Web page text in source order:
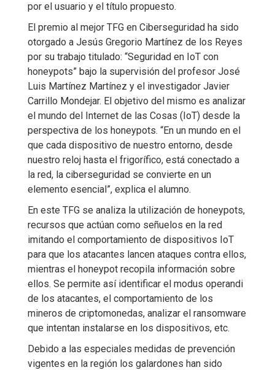
por el usuario y el título propuesto.
El premio al mejor TFG en Ciberseguridad ha sido
otorgado a Jesús Gregorio Martínez de los Reyes
por su trabajo titulado: “Seguridad en IoT con
honeypots” bajo la supervisión del profesor José
Luis Martínez Martínez y el investigador Javier
Carrillo Mondejar. El objetivo del mismo es analizar
el mundo del Internet de las Cosas (IoT) desde la
perspectiva de los honeypots. “En un mundo en el
que cada dispositivo de nuestro entorno, desde
nuestro reloj hasta el frigorífico, está conectado a
la red, la ciberseguridad se convierte en un
elemento esencial”, explica el alumno.
En este TFG se analiza la utilización de honeypots,
recursos que actúan como señuelos en la red
imitando el comportamiento de dispositivos IoT
para que los atacantes lancen ataques contra ellos,
mientras el honeypot recopila información sobre
ellos. Se permite así identificar el modus operandi
de los atacantes, el comportamiento de los
mineros de criptomonedas, analizar el ransomware
que intentan instalarse en los dispositivos, etc.
Debido a las especiales medidas de prevención
vigentes en la región los galardones han sido